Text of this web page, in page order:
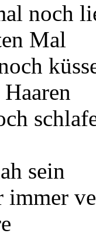
noch
Mal
sein
immer